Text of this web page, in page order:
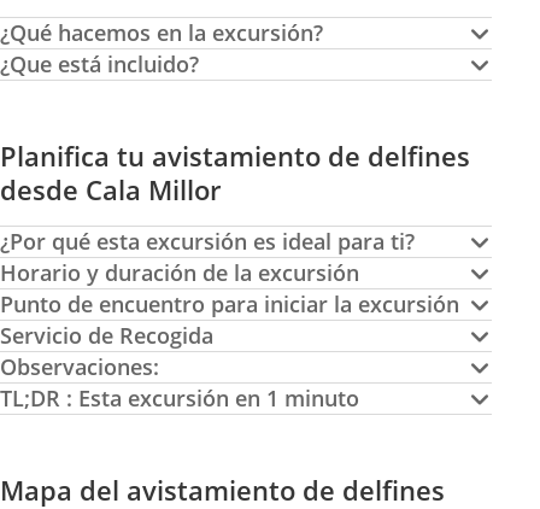
¿Qué hacemos en la excursión?
¿Que está incluido?
Planifica tu avistamiento de delfines
desde Cala Millor
¿Por qué esta excursión es ideal para ti?
Horario y duración de la excursión
Punto de encuentro para iniciar la excursión
Servicio de Recogida
Observaciones:
TL;DR : Esta excursión en 1 minuto
Mapa del avistamiento de delfines